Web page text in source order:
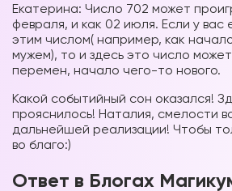
Екатерина: Число 702 может
февраля, и как 02 июля. Если у вас
этим числом( например, как
мужем), то и здесь это число
перемен, начало чего-то нового.
Какой событийный сон оказался!
прояснилось! Наталия, смелости
дальнейшей реализации! Чтобы
во благо:)
Ответ в Блогах